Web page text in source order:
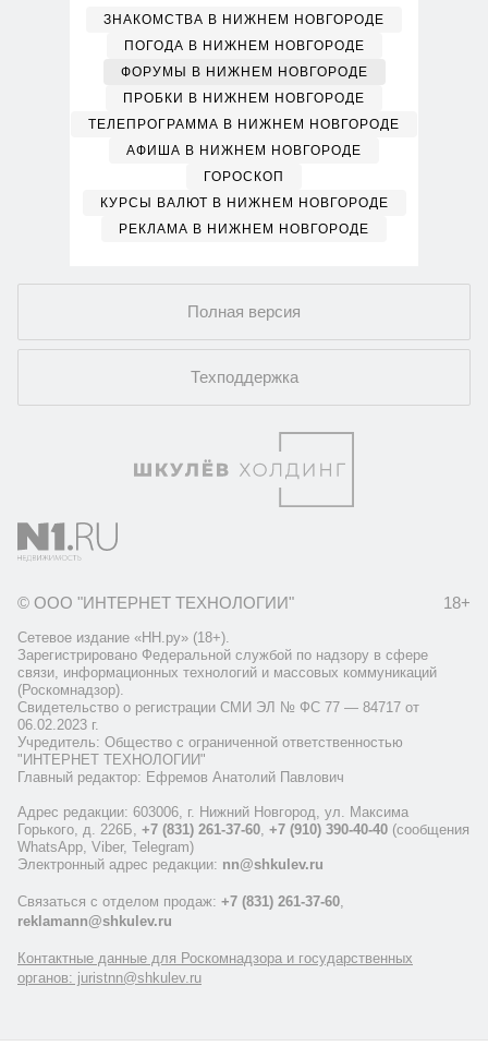
ЗНАКОМСТВА В НИЖНЕМ НОВГОРОДЕ
ПОГОДА В НИЖНЕМ НОВГОРОДЕ
ФОРУМЫ В НИЖНЕМ НОВГОРОДЕ
ПРОБКИ В НИЖНЕМ НОВГОРОДЕ
ТЕЛЕПРОГРАММА В НИЖНЕМ НОВГОРОДЕ
АФИША В НИЖНЕМ НОВГОРОДЕ
ГОРОСКОП
КУРСЫ ВАЛЮТ В НИЖНЕМ НОВГОРОДЕ
РЕКЛАМА В НИЖНЕМ НОВГОРОДЕ
Полная версия
Техподдержка
© ООО "ИНТЕРНЕТ ТЕХНОЛОГИИ" 18+
Сетевое издание «НН.ру» (18+).
Зарегистрировано Федеральной службой по надзору в сфере
связи, информационных технологий и массовых коммуникаций
(Роскомнадзор).
Свидетельство о регистрации СМИ ЭЛ № ФС 77 — 84717 от
06.02.2023 г.
Учредитель: Общество с ограниченной ответственностью
"ИНТЕРНЕТ ТЕХНОЛОГИИ"
Главный редактор: Ефремов Анатолий Павлович
Адрес редакции: 603006, г. Нижний Новгород, ул. Максима
Горького, д. 226Б, +7 (831) 261-37-60, +7 (910) 390-40-40 (сообщения
WhatsApp, Viber, Telegram)
Электронный адрес редакции: nn@shkulev.ru
Связаться с отделом продаж: +7 (831) 261-37-60,
reklamann@shkulev.ru
Контактные данные для Роскомнадзора и государственных
органов: juristnn@shkulev.ru